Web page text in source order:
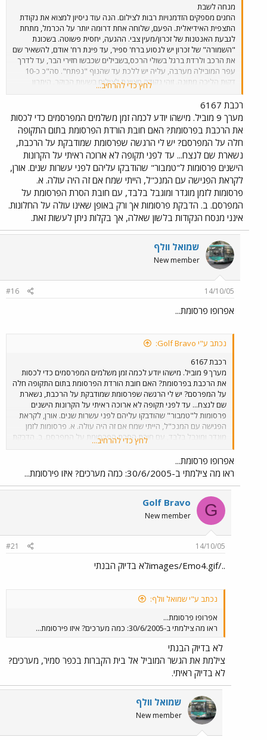
מנחה לשבת
החגים מספקים הזדמנויות רבות לצילום. הנה עוד ניסיון למצוא את נקודת
התצפית האידיאלית. הפעם, שלוחה אחת דרומה יותר על הכרמל, מתחת
לגבעת האנטנות של זכרון/מעין צבי. ההגעה, יחסית פשוטה. בשכונת
"השמורה" של זכרון יש לנסוע ברח' ספיר, עד פינת רח' אודם, להשאיר שם
את הרכב ולרדת ברגל בשולי הרכס,בשבילים שכבשו חזירי הבר, עד לדרך
עפר המובילה מערבה, עליה יש ללכת עד שהנוף "נפתח". סה"כ כ-10
דקות הליכה מתונה. זוהי נקודה מצוינת לצילום בשעות הבוקר. היתרון
לנקודה זו על פני נקודת התצפית על השלוחה הצפונית יותר, הנמצאת
בשמורת חוטם הכרמל, הוא הקרבה למסילה. כך גם ניתן לשמוע די בבירור
את פעמון המחסום של מעגן מיכאל בעוד מתצפתים צפונה. מזג האויר לא
שיתף פעולה היום. מעונן חלקית, עם תנאי תאורה משתנים ללא הרף, זה
קצת יותר מדי למצלמה הצנועה שלי. בתמונה רכבת 6142, נתב"ג-נהריה,
הד-ד היחיד שפגשתי הבוקר.
לחץ כדי להרחיב...
רכבת 6167
מערך 9 מוביל. מישהו יודע לכמה זמן משלמים המפרסמים כדי לכסות
את הרכבת בפרסומת? האם חובת הורדת הפרסומת בתום התקופה
חלה על המפרסם? יש לי הרגשה שפרסומת שמודבקת על הרכבת,
נשארת שם לנצח... עד לפני תקופה לא ארוכה ראיתי על הקרונות
הישנים פרסומות ל"טמבור" שהודבקו עליהם לפני עשרות שנים. אורן,
לקראת הפגישה עם המנכ"ל, הייתי שמח אם זה היה עולה. א.
פרסומות לזמן מוגדר ומוגבל בלבד, עם חובת הסרת הפרסומת על
המפרסם. ב. הדבקת פרסומות אך ורק באופן שאינו עולה על החלונות.
אינני מנסח הנקודות בלשון שאלה, אך בקלות ניתן לעשות זאת.
שמואל וולף
New member
14/10/05
#16
אפרופו פרסומת...
נכתב ע"י Golf Bravo:
רכבת 6167
מערך 9 מוביל. מישהו יודע לכמה זמן משלמים המפרסמים כדי לכסות
את הרכבת בפרסומת? האם חובת הורדת הפרסומת בתום התקופה חלה
על המפרסם? יש לי הרגשה שפרסומת שמודבקת על הרכבת, נשארת
שם לנצח... עד לפני תקופה לא ארוכה ראיתי על הקרונות הישנים
פרסומות ל"טמבור" שהודבקו עליהם לפני עשרות שנים. אורן, לקראת
הפגישה עם המנכ"ל, הייתי שמח אם זה היה עולה. א. פרסומות לזמן
מוגדר ומוגבל בלבד, עם חובת הסרת הפרסומת על המפרסם. ב. הדבקת
פרסומות אך ורק באופן שאינו עולה על החלונות. אינני מנסח הנקודות
בלשון שאלה, אך בקלות ניתן לעשות זאת.
לחץ כדי להרחיב...
אפרופו פרסומת...
ראו מה צילמתי ב-30/6/2005: כמה מערכים? איזו פירסומת...
G
Golf Bravo
New member
14/10/05
#21
../images/Emo4.gifלא בדיוק הבנתי
נכתב ע"י שמואל וולף:
אפרופו פרסומת...
ראו מה צילמתי ב-30/6/2005: כמה מערכים? איזו פירסומת...
לא בדיוק הבנתי
צילמת את הגשר המוביל אל בית הקברות בכפר סמיר, מערכים?
לא בדיוק ראיתי.
שמואל וולף
New member